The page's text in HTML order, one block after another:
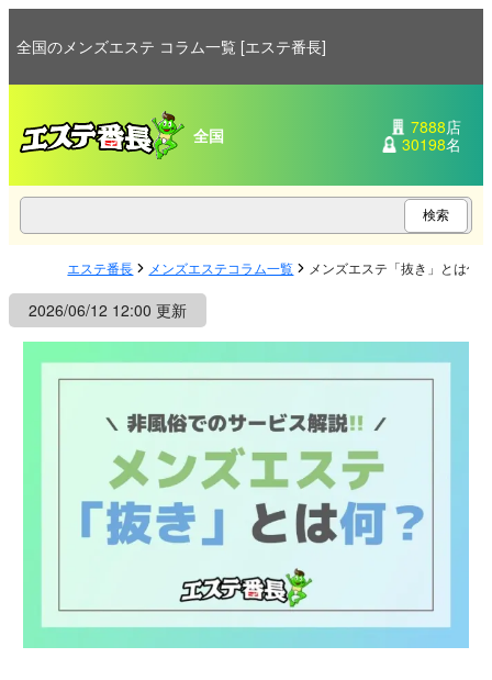
全国のメンズエステ コラム一覧 [エステ番長]
全国 7888店
30198名
エステ番長 メンズエステコラム一覧 メンズエステ「抜き」とは何
2026/06/12 12:00 更新